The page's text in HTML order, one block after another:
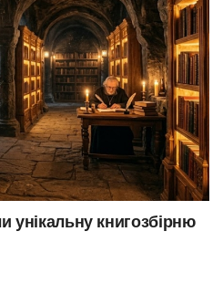
унікальну книгозбірню